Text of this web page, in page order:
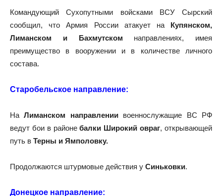
Командующий Сухопутными войсками ВСУ Сырский
сообщил, что Армия России атакует на Купянском,
Лиманском и Бахмутском направлениях, имея
преимущество в вооружении и в количестве личного
состава.
Старобельское направление:
НаЛиманском направлениивоеннослужащие ВС РФ
ведут бои в районебалки Широкий овраг, открывающей
путь в Терны и Ямполовку.
Продолжаются штурмовые действия у Синьковки.
Донецкое направление: